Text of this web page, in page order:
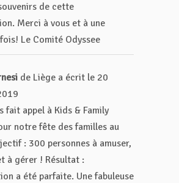
de cette
Merci à vous et à une
Le Comité Odyssee
de Liège a écrit le 20
fait appel à Kids & Family
notre fête des familles au
: 300 personnes à amuser,
à gérer ! Résultat :
a été parfaite. Une fabuleuse